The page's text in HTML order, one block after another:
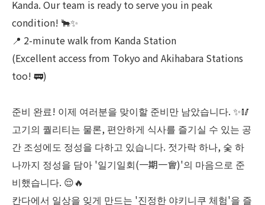
Kanda. Our team is ready to serve you in peak
condition! 🐂✨
📍 2-minute walk from Kanda Station
(Excellent access from Tokyo and Akihabara Stations
too! 🚃)
준비 완료! 이제 여러분을 맞이할 준비만 남았습니다. ✨🥢
고기의 퀄리티는 물론, 편안하게 식사를 즐기실 수 있는 공
간 조성에도 정성을 다하고 있습니다. 젓가락 하나, 숯 하
나까지 정성을 담아 '일기일회(一期一會)'의 마음으로 준
비했습니다. 😌🔥
칸다에서 일상을 잊게 만드는 '진정한 야키니쿠 체험'을 즐